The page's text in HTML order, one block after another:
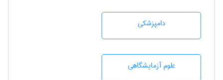
دامپزشكی
علوم آزمايشگاهی